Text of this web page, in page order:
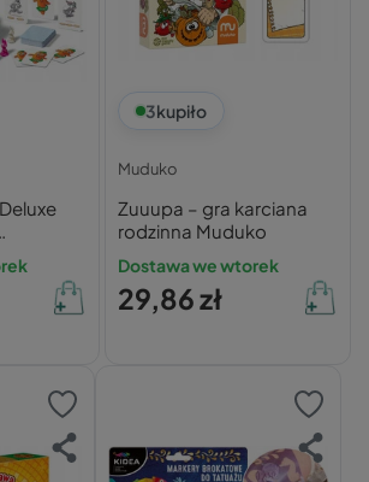
3kupiło
Muduko
Zuuupa – gra karciana
rodzinna Muduko
Dostawa we wtorek
29,86 zł